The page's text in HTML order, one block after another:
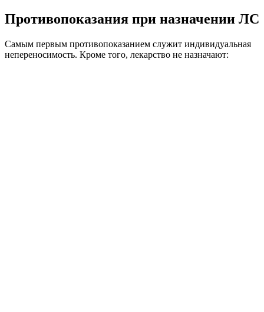
Противопоказания при назначении ЛС
Самым первым противопоказанием служит индивидуальная
непереносимость. Кроме того, лекарство не назначают: